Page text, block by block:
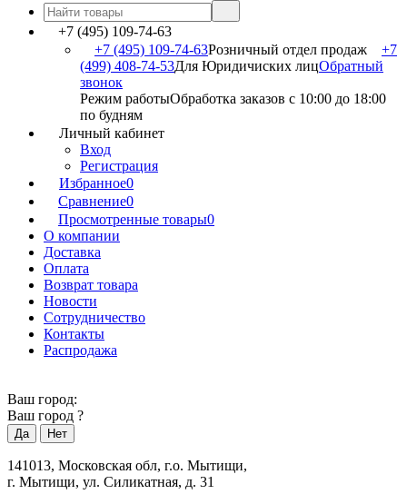
+7 (495) 109-74-63
+7 (495) 109-74-63Розничный отдел продаж
+7
(499) 408-74-53Для Юридичиских лицОбратный
звонок
Режим работыОбработка заказов с 10:00 до 18:00
по будням
Личный кабинет
Вход
Регистрация
Избранное0
Сравнение0
Просмотренные товары0
О компании
Доставка
Оплата
Возврат товара
Новости
Сотрудничество
Контакты
Распродажа
Ваш город:
Ваш город ?
141013, Московская обл, г.о. Мытищи,
г. Мытищи, ул. Силикатная, д. 31